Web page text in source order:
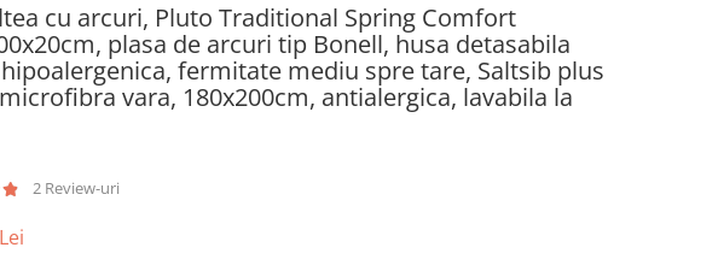
cu arcuri, Pluto Traditional Spring Comfort
plasa de arcuri tip Bonell, husa detasabila
fermitate mediu spre tare, Saltsib plus
vara, 180x200cm, antialergica, lavabila la
2 Review-uri